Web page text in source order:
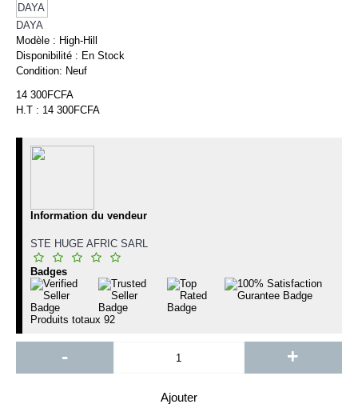
DAYA
Modèle : High-Hill
Disponibilité : En Stock
Condition: Neuf
14 300FCFA
H.T : 14 300FCFA
Information du vendeur
STE HUGE AFRIC SARL
Badges
Produits totaux 92
- +
Ajouter